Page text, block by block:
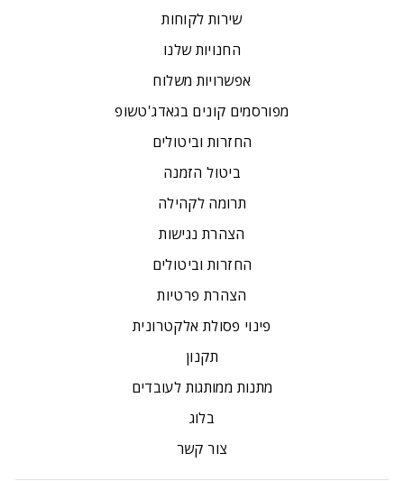
שירות לקוחות
החנויות שלנו
אפשרויות משלוח
מפורסמים קונים בגאדג'טשופ
החזרות וביטולים
ביטול הזמנה
תרומה לקהילה
הצהרת נגישות
החזרות וביטולים
הצהרת פרטיות
פינוי פסולת אלקטרונית
תקנון
מתנות ממותגות לעובדים
בלוג
צור קשר